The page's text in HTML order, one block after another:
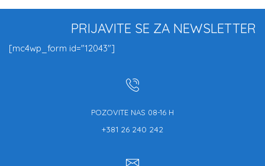
PRIJAVITE SE ZA NEWSLETTER
[mc4wp_form id="12043"]
POZOVITE NAS 08-16 H
+381 26 240 242